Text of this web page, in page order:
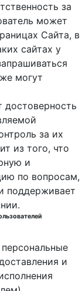
за
может
Сайта, в
сайтах у
могут
достоверность
за их
из того, что
и
по вопросам,
поддерживает
и